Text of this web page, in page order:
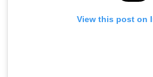
View this post on